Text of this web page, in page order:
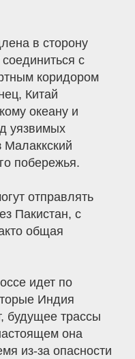
в сторону
с
коридором
Китай
океану и
уязвимых
Малаккский
побережья.
отправлять
Пакистан, с
общая
идет по
Индия
будущее трассы
она
из-за опасности